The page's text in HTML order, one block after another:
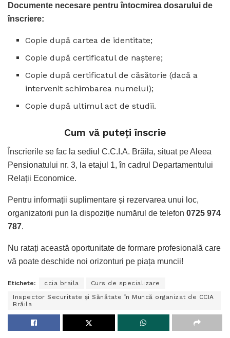
Documente necesare pentru întocmirea dosarului de
înscriere:
Copie după cartea de identitate;
Copie după certificatul de naștere;
Copie după certificatul de căsătorie (dacă a
intervenit schimbarea numelui);
Copie după ultimul act de studii.
Cum vă puteți înscrie
Înscrierile se fac la sediul C.C.I.A. Brăila, situat pe Aleea
Pensionatului nr. 3, la etajul 1, în cadrul Departamentului
Relații Economice.
Pentru informații suplimentare și rezervarea unui loc,
organizatorii pun la dispoziție numărul de telefon 0725 974
787.
Nu ratați această oportunitate de formare profesională care
vă poate deschide noi orizonturi pe piața muncii!
Etichete: ccia braila
Curs de specializare
Inspector Securitate și Sănătate în Muncă organizat de CCIA
Brăila